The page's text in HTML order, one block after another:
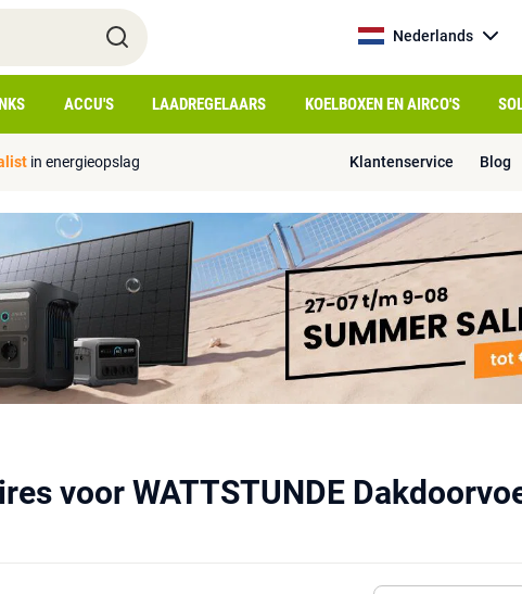
Nederlands
ACCU'S LAADREGELAARS KOELBOXEN EN AIRCO'S
in energieopslag Klantenservice Blog
voor WATTSTUNDE